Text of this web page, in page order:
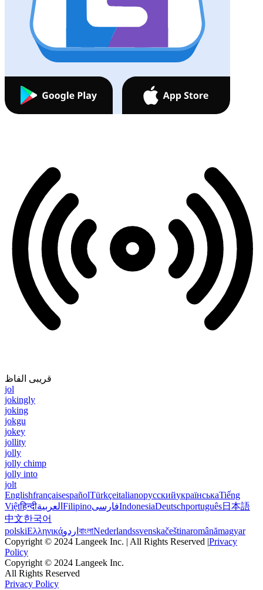
قریبی الفاظ
jol
jokingly
joking
jokgu
jokey
jollity
jolly
jolly chimp
jolly into
jolt
EnglishfrançaisespañolTürkçeitalianoрусскийукраїнськаTiếng
Việtहिन्दीالعربية FilipinoفارسیIndonesiaDeutschportuguês日本語
中文한국어
polskiΕλληνικάاردو বাংলাNederlandssvenskačeštinaromânămagyar
Copyright © 2024 Langeek Inc. | All Rights Reserved |Privacy
Policy
Copyright © 2024 Langeek Inc.
All Rights Reserved
Privacy Policy